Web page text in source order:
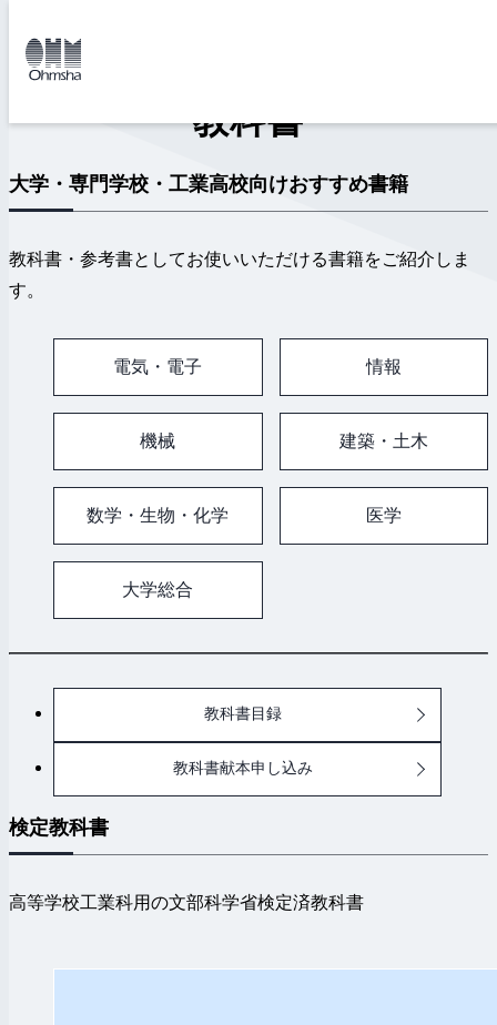
トップ
教科書
大学・専門学校・工業高校向けおすすめ書籍
教科書・参考書としてお使いいただける書籍をご紹介しま
す。
電気・電子 情報
機械 建築・土木
数学・生物・化学 医学
大学総合
教科書目録
教科書献本申し込み
検定教科書
高等学校工業科用の文部科学省検定済教科書